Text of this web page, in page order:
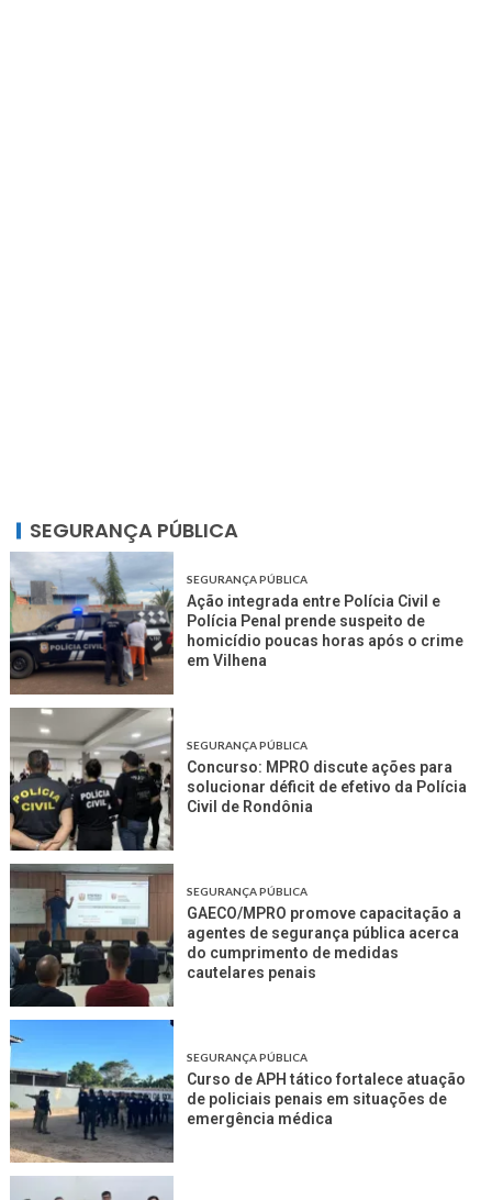
SEGURANÇA PÚBLICA
SEGURANÇA PÚBLICA
Ação integrada entre Polícia Civil e
Polícia Penal prende suspeito de
homicídio poucas horas após o crime
em Vilhena
SEGURANÇA PÚBLICA
Concurso: MPRO discute ações para
solucionar déficit de efetivo da Polícia
Civil de Rondônia
SEGURANÇA PÚBLICA
GAECO/MPRO promove capacitação a
agentes de segurança pública acerca
do cumprimento de medidas
cautelares penais
SEGURANÇA PÚBLICA
Curso de APH tático fortalece atuação
de policiais penais em situações de
emergência médica